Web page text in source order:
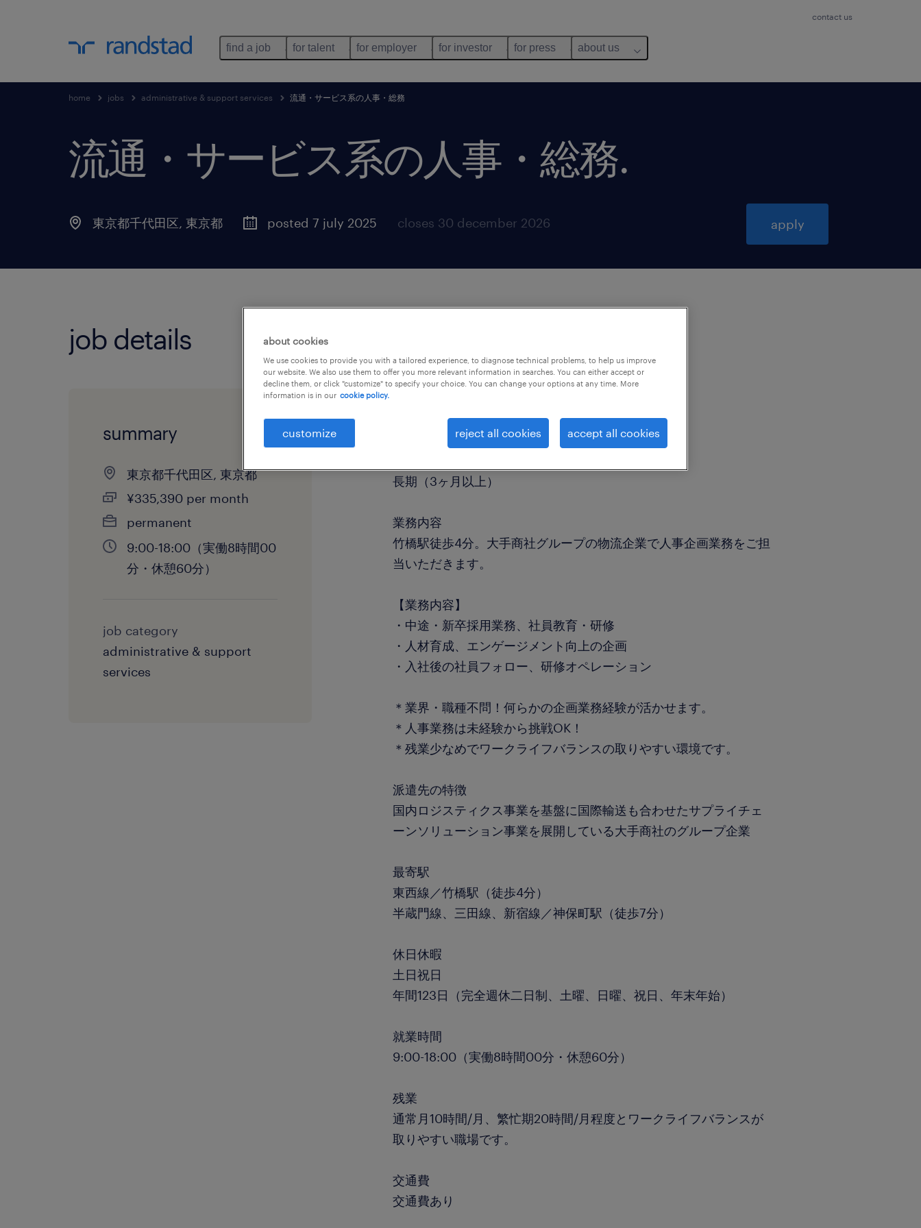
contact us
find a job for talent for employer for investor for press about us
home jobs administrative & support services 流通・サービス系の人事・総務
流通・サービス系の人事・総務.
東京都千代田区, 東京都 posted 7 july 2025 closes 30 december 2026 apply
job details
summary
東京都千代田区, 東京都
¥335,390 per month
permanent
9:00-18:00（実働8時間00
分・休憩60分）
job category
administrative & support
services
人事・総務
長期（3ヶ月以上）
業務内容
竹橋駅徒歩4分。大手商社グループの物流企業で人事企画業務をご担
当いただきます。
【業務内容】
・中途・新卒採用業務、社員教育・研修
・人材育成、エンゲージメント向上の企画
・入社後の社員フォロー、研修オペレーション
＊業界・職種不問！何らかの企画業務経験が活かせます。
＊人事業務は未経験から挑戦OK！
＊残業少なめでワークライフバランスの取りやすい環境です。
派遣先の特徴
国内ロジスティクス事業を基盤に国際輸送も合わせたサプライチェ
ーンソリューション事業を展開している大手商社のグループ企業
最寄駅
東西線／竹橋駅（徒歩4分）
半蔵門線、三田線、新宿線／神保町駅（徒歩7分）
休日休暇
土日祝日
年間123日（完全週休二日制、土曜、日曜、祝日、年末年始）
就業時間
9:00-18:00（実働8時間00分・休憩60分）
残業
通常月10時間/月、繁忙期20時間/月程度とワークライフバランスが
取りやすい職場です。
交通費
交通費あり
about cookies
We use cookies to provide you with a tailored experience, to diagnose technical problems, to help us improve
our website. We also use them to offer you more relevant information in searches. You can either accept or
decline them, or click "customize" to specify your choice. You can change your options at any time. More
information is in our cookie policy.
customize reject all cookies accept all cookies